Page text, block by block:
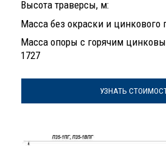
Высота траверсы, м:
Масса без окраски и цинкового
Масса опоры с горячим
1727
УЗНАТЬ